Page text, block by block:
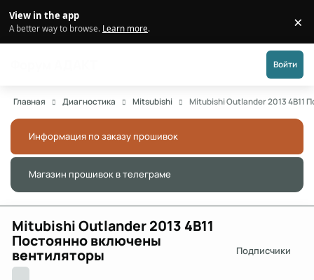
View in the app
A better way to browse. Learn more. ×
Войти
Главная Диагностика Mitsubishi Mitubishi Outlander 2013 4B11
Информация по заказу прошивок
Магазин прошивок в телеграме
Mitubishi Outlander 2013 4B11
Постоянно включены
вентиляторы Подписчики